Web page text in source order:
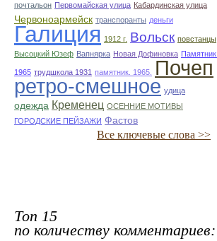
почтальон Первомайская улица Кабардинская улица
Червоноармейск транспоранты деньги
Галиция 1912 г. Вольск повстанцы
Высоцкий Юзеф Вапнярка Новая Дофиновка Памятник.
1965 трудшкола 1931 памятник. 1965. Почеп
ретро-смешное удица
одежда Кременец ОСЕННИЕ МОТИВЫ
ГОРОДСКИЕ ПЕЙЗАЖИ Фастов
Все ключевые слова >>
Топ 15
по количеству комментариев: